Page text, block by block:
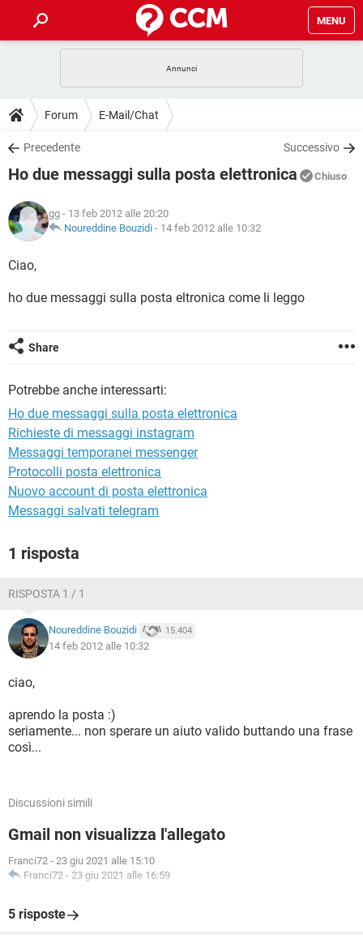
MENU
INTRATTENIMENTO
iOS
INSTAGRAM WHATSAPP
TIKTOK
HARDWARE
GUIDE
COVID-19
INSTAGRAM
TIKTOK
HARDWARE
DOWNLOAD
COVID-19 GAMING
INTRATTENIMENTO
iOS WINDOWS 10
INSTAGRAM
COVID-19
INTRATTENIMENTO
iOS
INSTAGRAM WHATSAPP
HARDWARE
GLOSSARIO
COVID-19
INSTAGRAM
HARDWARE
Forum E-Mail/Chat
Precedente Successivo
Ho due messaggi sulla posta elettronica Chiuso
gg - 13 feb 2012 alle 20:20
Noureddine Bouzidi - 14 feb 2012 alle 10:32
Ciao,
ho due messaggi sulla posta eltronica come li leggo
Share
Potrebbe anche interessarti:
Ho due messaggi sulla posta elettronica
Richieste di messaggi instagram
Messaggi temporanei messenger
Protocolli posta elettronica
Nuovo account di posta elettronica
Messaggi salvati telegram
1 risposta
RISPOSTA 1 / 1
Noureddine Bouzidi 15.404
14 feb 2012 alle 10:32
ciao,
aprendo la posta :)
seriamente... non sperare un aiuto valido buttando una frase
così...
Discussioni simili
Gmail non visualizza l'allegato
Franci72 - 23 giu 2021 alle 15:10
Franci72 - 23 giu 2021 alle 16:59
5 risposte